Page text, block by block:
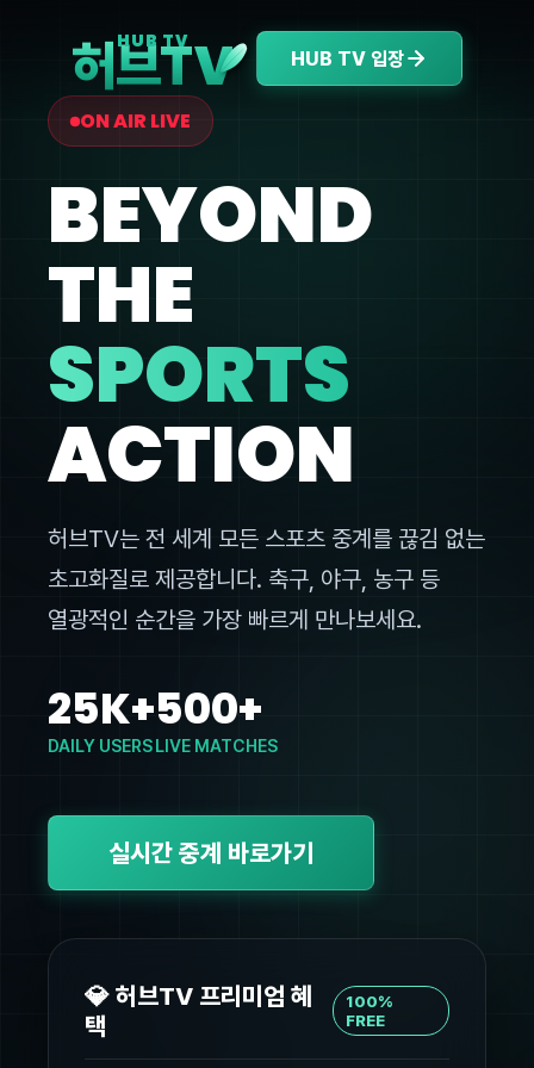
HUB TV
허브TV HUB TV 입장
ON AIR LIVE
BEYOND
THE
SPORTS
ACTION
허브TV는 전 세계 모든 스포츠 중계를 끊김 없는
초고화질로 제공합니다. 축구, 야구, 농구 등
열광적인 순간을 가장 빠르게 만나보세요.
25K+
DAILY USERS
500+
LIVE MATCHES
실시간 중계 바로가기
💎 허브TV 프리미엄 혜
택
100%
FREE